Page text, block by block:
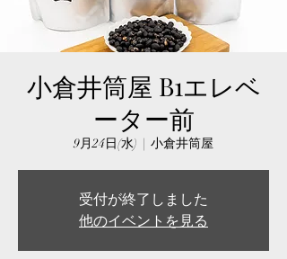
小倉井筒屋 B1エレベ
ーター前
9月24日(水)
  |
小倉井筒屋
受付が終了しました
他のイベントを見る